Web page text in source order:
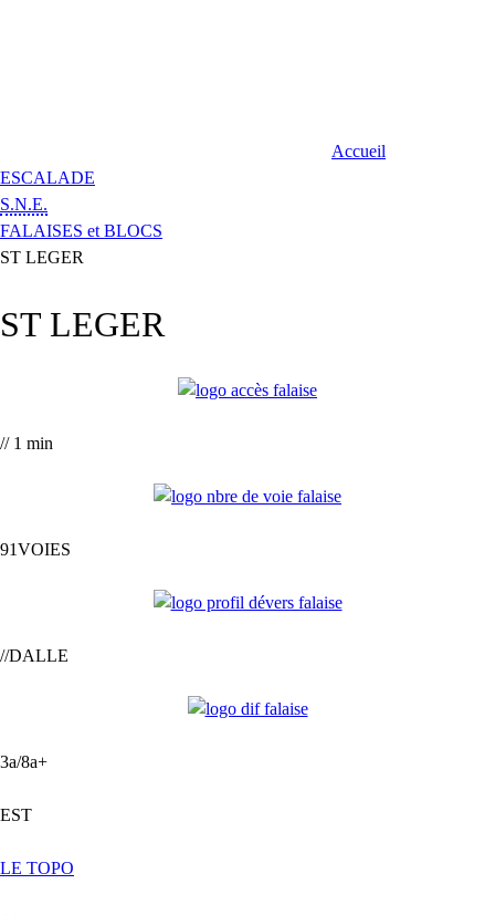
Accueil
ESCALADE
S.N.E.
FALAISES et BLOCS
ST LEGER
ST LEGER
// 1 min
91VOIES
//DALLE
3a/8a+
EST
LE TOPO